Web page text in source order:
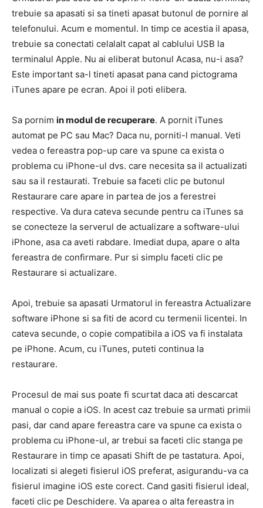
trebuie sa apasati si sa tineti apasat butonul de pornire al
telefonului. Acum e momentul. In timp ce acestia il apasa,
trebuie sa conectati celalalt capat al cablului USB la
terminalul Apple. Nu ai eliberat butonul Acasa, nu-i asa?
Este important sa-l tineti apasat pana cand pictograma
iTunes apare pe ecran. Apoi il poti elibera.
Sa pornim in modul de recuperare. A pornit iTunes
automat pe PC sau Mac? Daca nu, porniti-l manual. Veti
vedea o fereastra pop-up care va spune ca exista o
problema cu iPhone-ul dvs. care necesita sa il actualizati
sau sa il restaurati. Trebuie sa faceti clic pe butonul
Restaurare care apare in partea de jos a ferestrei
respective. Va dura cateva secunde pentru ca iTunes sa
se conecteze la serverul de actualizare a software-ului
iPhone, asa ca aveti rabdare. Imediat dupa, apare o alta
fereastra de confirmare. Pur si simplu faceti clic pe
Restaurare si actualizare.
Apoi, trebuie sa apasati Urmatorul in fereastra Actualizare
software iPhone si sa fiti de acord cu termenii licentei. In
cateva secunde, o copie compatibila a iOS va fi instalata
pe iPhone. Acum, cu iTunes, puteti continua la
restaurare.
Procesul de mai sus poate fi scurtat daca ati descarcat
manual o copie a iOS. In acest caz trebuie sa urmati primii
pasi, dar cand apare fereastra care va spune ca exista o
problema cu iPhone-ul, ar trebui sa faceti clic stanga pe
Restaurare in timp ce apasati Shift de pe tastatura. Apoi,
localizati si alegeti fisierul iOS preferat, asigurandu-va ca
fisierul imagine iOS este corect. Cand gasiti fisierul ideal,
faceti clic pe Deschidere. Va aparea o alta fereastra in